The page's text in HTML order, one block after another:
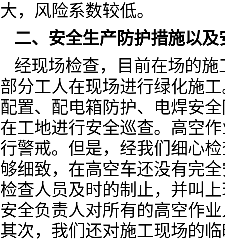
大，风险系数较低。
二、安全生产防护措施以
经现场检查，目前在场的
部分工人在现场进行绿化施
配置、配电箱防护、电焊安
在工地进行安全巡查。高空
行警戒。但是，经我们细心
够细致，在高空车还没有完
检查人员及时的制止，并叫
安全负责人对所有的高空作
其次，我们还对施工现场的